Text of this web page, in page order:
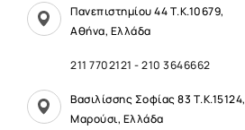
Πανεπιστημίου 44 Τ.Κ.10679,
Αθήνα, Ελλάδα
211 7702121 -210 3646662
Βασιλίσσης Σοφίας 83 Τ.Κ.15124,
Μαρούσι, Ελλάδα